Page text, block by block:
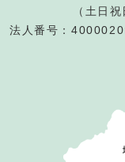
（土日
法人番号：